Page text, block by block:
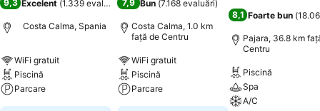
9,3 Excelent (1.339 evaluări
Costa Calma, Spania
WiFi gratuit
Piscină
Parcare
7,9 Bun (7.168 evaluări)
Costa Calma, 1.0 km
faţă de Centru
WiFi gratuit
Piscină
Parcare
8,1 Foarte bun (
Pajara, 36.8 km
Centru
Piscină
Spa
A/C